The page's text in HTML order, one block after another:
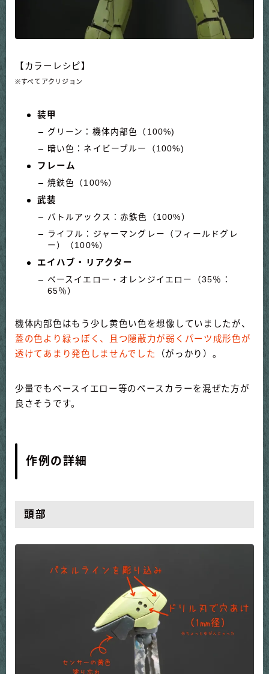
【カラーレシピ】
※すべてアクリジョン
装甲
グリーン：機体内部色（100%)
暗い色：ネイビーブルー（100%)
フレーム
焼鉄色（100%）
武装
バトルアックス：赤鉄色（100%）
ライフル：ジャーマングレー（フィールドグレ
ー）（100%）
エイハブ・リアクター
ベースイエロー・オレンジイエロー（35％：
65％）
機体内部色はもう少し黄色い色を想像していましたが、
蓋の色より緑っぽく、且つ隠蔽力が弱くパーツ成形色が
透けてあまり発色しませんでした
（がっかり）。
少量でもベースイエロー等のベースカラーを混ぜた方が
良さそうです。
作例の詳細
頭部